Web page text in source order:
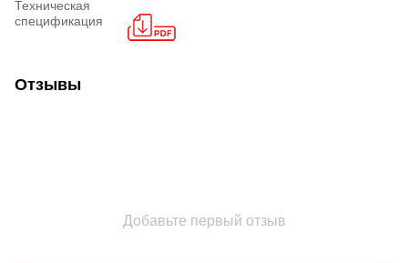
Техническая
спецификация
Отзывы
Добавьте первый отзыв